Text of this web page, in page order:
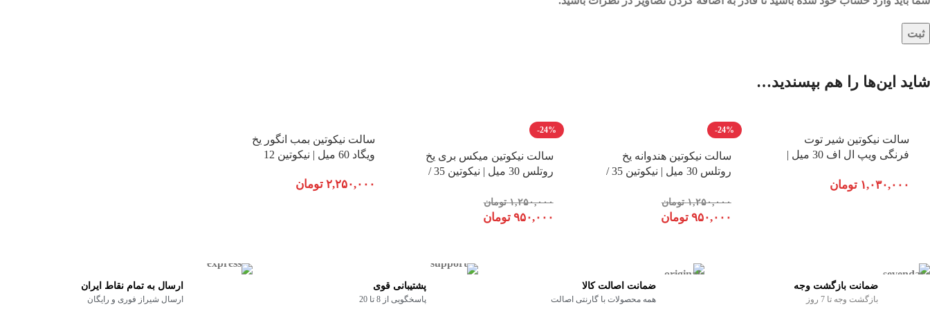
شاید این‌ها را هم بپسندید…
سالت نیکوتین شیر توت
فرنگی ویپ ال اف 30 میل |
۱,۰۳۰,۰۰۰ تومان
-24%
سالت نیکوتین هندوانه یخ
روتلس 30 میل | نیکوتین 35 /
۱,۲۵۰,۰۰۰ تومان
۹۵۰,۰۰۰ تومان
-24%
سالت نیکوتین میکس بری یخ
روتلس 30 میل | نیکوتین 35 /
۱,۲۵۰,۰۰۰ تومان
۹۵۰,۰۰۰ تومان
سالت نیکوتین بمب انگور یخ
ویگاد 60 میل | نیکوتین 12
۲,۲۵۰,۰۰۰ تومان
ضمانت بازگشت وجه
بازگشت وجه تا 7 روز
ضمانت اصالت کالا
همه محصولات با گارنتی اصالت
پشتیبانی قوی
پاسخگویی از 8 تا 20
ارسال به تمام نقاط ایران
ارسال شیراز فوری و رایگان